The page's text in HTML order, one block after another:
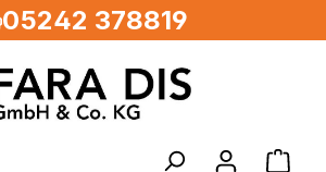
05242 378819